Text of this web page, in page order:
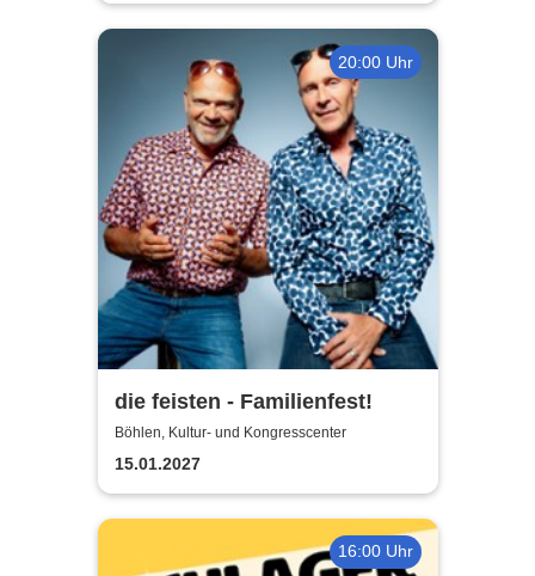
20:00 Uhr
die feisten - Familienfest!
Böhlen, Kultur- und Kongresscenter
15.01.2027
16:00 Uhr